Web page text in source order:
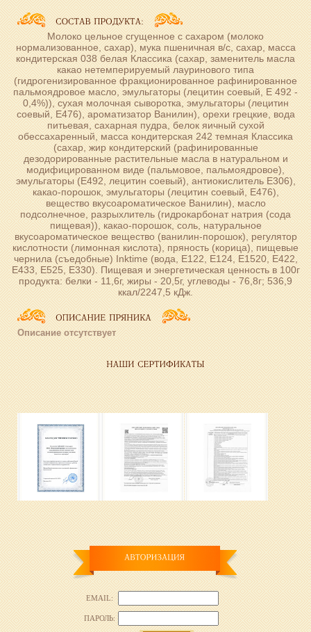
Молоко цельное сгущенное с сахаром (молоко
нормализованное, сахар), мука пшеничная в/с, сахар, масса
кондитерская 038 белая Классика (сахар, заменитель масла
какао нетемперируемый лауринового типа
(гидрогенизированное фракционированное рафинированное
пальмоядровое масло, эмульгаторы (лецитин соевый, Е 492 -
0,4%)), сухая молочная сыворотка, эмульгаторы (лецитин
соевый, Е476), ароматизатор Ванилин), орехи грецкие, вода
питьевая, сахарная пудра, белок яичный сухой
обессахаренный, масса кондитерская 242 темная Классика
(сахар, жир кондитерский (рафинированные
дезодорированные растительные масла в натуральном и
модифицированном виде (пальмовое, пальмоядровое),
эмульгаторы (Е492, лецитин соевый), антиокислитель Е306),
какао-порошок, эмульгаторы (лецитин соевый, Е476),
вещество вкусоароматическое Ванилин), масло
подсолнечное, разрыхлитель (гидрокарбонат натрия (сода
пищевая)), какао-порошок, соль, натуральное
вкусоароматическое вещество (ванилин-порошок), регулятор
кислотности (лимонная кислота), пряность (корица), пищевые
чернила (съедобные) Inktime (вода, Е122, Е124, Е1520, Е422,
Е433, Е525, Е330). Пищевая и энергетическая ценность в 100г
продукта: белки - 11,6г, жиры - 20,5г, углеводы - 76,8г; 536,9
ккал/2247,5 кДж.
Описание отсутствует
EMAIL:
ПАРОЛЬ: